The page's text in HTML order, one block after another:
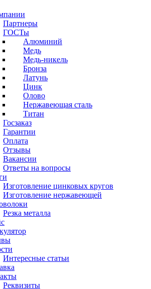
Партнеры
ГОСТы
Алюминий
Медь
Медь-никель
Бронза
Латунь
Цинк
Олово
Нержавеющая сталь
Титан
Госзаказ
Гарантии
Оплата
Отзывы
Вакансии
Ответы на вопросы
Изготовление цинковых кругов
Изготовление нержавеющей
Резка металла
Интересные статьи
Реквизиты